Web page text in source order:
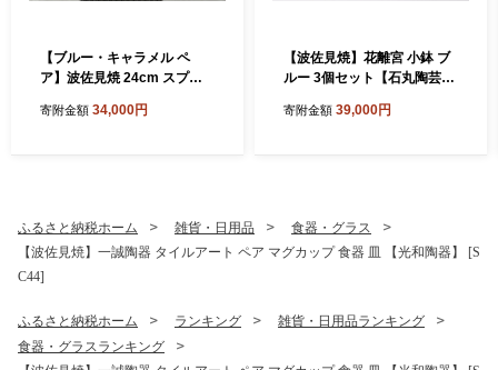
【ブルー・キャラメル ペ
ア】波佐見焼 24cm スプレ
55]
寄附金額 34,000円
【波佐見焼】花離宮 小鉢 ブ
ルー 3個セット【石丸陶芸】
寄附金額 39,000円
ふるさと納税ホーム 雑貨・日用品
食器・グラス
【波佐見焼】一誠陶器 タイルアート ペア マグカップ 食器 皿 【光和陶器】 [S
C44]
ふるさと納税ホーム ランキング
雑貨・日用品ランキング
食器・グラスランキング